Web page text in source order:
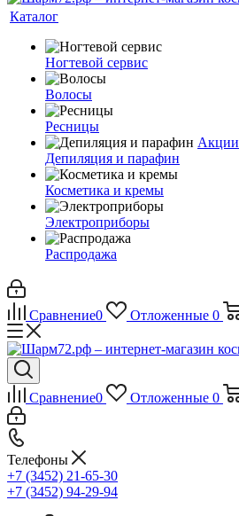
Каталог
Ногтевой сервис
Волосы
Ресницы
Депиляция и парафин
Косметика и кремы
Электроприборы
Распродажа
Акции
Сравнение0 Отложенные 0
Сравнение0 Отложенные 0
Телефоны
+7 (3452) 21-65-30
+7 (3452) 94-29-94